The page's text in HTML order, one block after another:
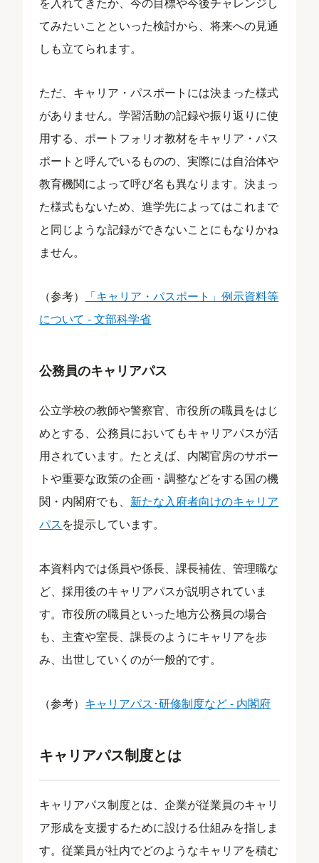
てみたいことといった検討から、将来への見通
しも立てられます。
ただ、キャリア・パスポートには決まった様式
がありません。学習活動の記録や振り返りに使
用する、ポートフォリオ教材をキャリア・パス
ポートと呼んでいるものの、実際には自治体や
教育機関によって呼び名も異なります。決まっ
た様式もないため、進学先によってはこれまで
と同じような記録ができないことにもなりかね
ません。
（参考）​​
「キャリア・パスポート」例示資料等
について - 文部科学省
公務員のキャリアパス
公立学校の教師や警察官、市役所の職員をはじ
めとする、公務員においてもキャリアパスが活
用されています。たとえば、内閣官房のサポー
トや重要な政策の企画・調整などをする国の機
関・内閣府でも、 新たな入府者向けのキャリア
パスを提示しています。
本資料内では係員や係長、課長補佐、管理職な
ど、採用後のキャリアパスが説明されていま
す。市役所の職員といった地方公務員の場合
も、主査や室長、課長のようにキャリアを歩
み、出世していくのが一般的です。
（参考） キャリアパス･研修制度など - 内閣府
キャリアパス制度とは
キャリアパス制度とは、企業が従業員のキャリ
ア形成を支援するために設ける仕組みを指しま
す。従業員が社内でどのようなキャリアを積む